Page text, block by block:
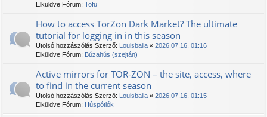
Elküldve Fórum: Tofu
How to access TorZon Dark Market? The ultimate
tutorial for logging in in this season
Utolsó hozzászólás Szerző: Louisbaila « 2026.07.16. 01:16
Elküldve Fórum: Búzahús (szejtán)
Active mirrors for TOR-ZON – the site, access, where
to find in the current season
Utolsó hozzászólás Szerző: Louisbaila « 2026.07.16. 01:15
Elküldve Fórum: Húspótlók